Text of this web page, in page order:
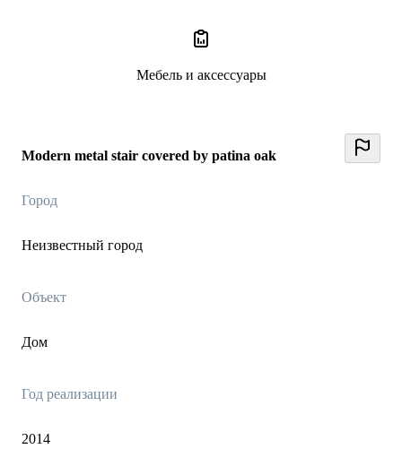
Modern metal stair covered by patina oak
Город
Неизвестный город
Объект
Дом
Год реализации
2014
Мебель и аксессуары